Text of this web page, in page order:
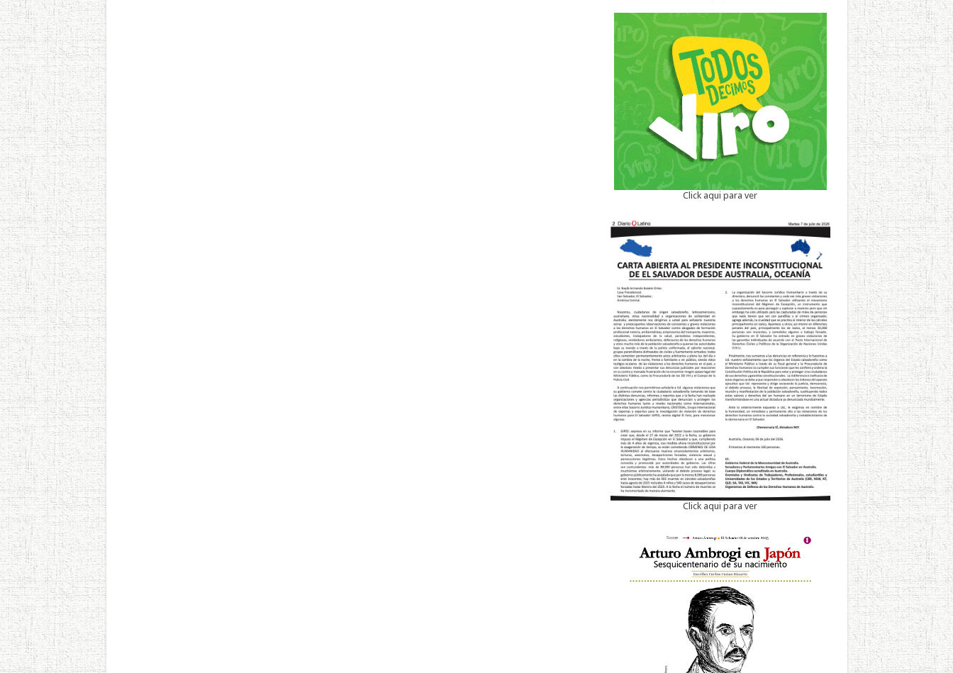
Click aqui para ver
Click aqui para ver